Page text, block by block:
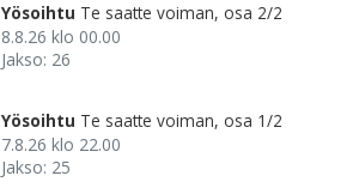
Yösoihtu Te saatte voiman, osa 2/2
8.8.26 klo 00.00
Jakso: 26
Yösoihtu Te saatte voiman, osa 1/2
7.8.26 klo 22.00
Jakso: 25